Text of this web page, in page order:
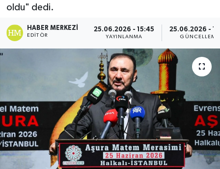
oldu" dedi.
HABER MERKEZI
EDITÖR
25.06.2026 - 15:45
YAYINLANMA
25.06.2026 -
GÜNCELLEME